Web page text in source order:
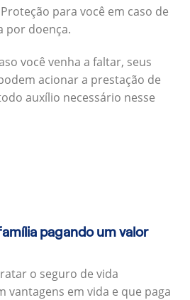
Proteção para você em caso de
por doença.
você venha a faltar, seus
acionar a prestação de
auxílio necessário nesse
pagando um valor
o seguro de vida
vantagens em vida e que paga